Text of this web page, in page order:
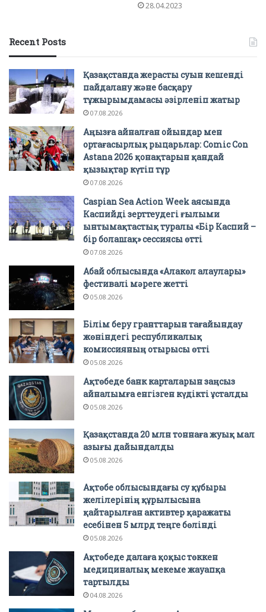
28.04.2023
Recent Posts
Қазақстанда жерасты суын кешенді
пайдалану және басқару
тұжырымдамасы әзірленіп жатыр
07.08.2026
Аңызға айналған ойындар мен
ортағасырлық рыцарьлар: Comic Con
Astana 2026 қонақтарын қандай
қызықтар күтіп тұр
07.08.2026
Caspian Sea Action Week аясында
Каспийді зерттеудегі ғылыми
ынтымақтастық туралы «Бір Каспий –
бір болашақ» сессиясы өтті
07.08.2026
Абай облысында «Алакөл алаулары»
фестивалі мәреге жетті
05.08.2026
Білім беру гранттарын тағайындау
жөніндегі республикалық
комиссияның отырысы өтті
05.08.2026
Ақтөбеде банк карталарын заңсыз
айналымға енгізген күдікті ұсталды
05.08.2026
Қазақстанда 20 млн тоннаға жуық мал
азығы дайындалды
05.08.2026
Ақтөбе облысындағы су құбыры
желілерінің құрылысына
қайтарылған активтер қаражаты
есебінен 5 млрд теңге бөлінді
05.08.2026
Ақтөбеде далаға қоқыс төккен
медициналық мекеме жауапқа
тартылды
04.08.2026